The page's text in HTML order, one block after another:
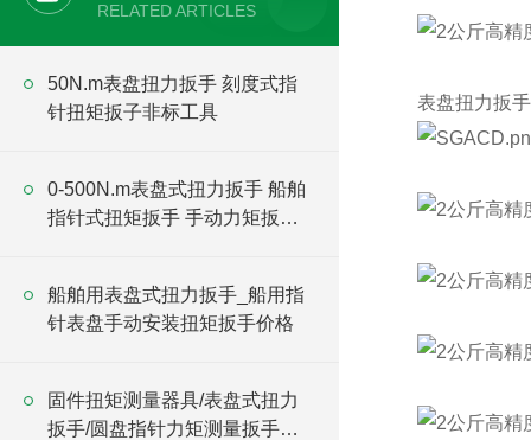
RELATED ARTICLES
50N.m表盘扭力扳手 刻度式指
针扭矩扳子非标工具
0-500N.m表盘式扭力扳手 船舶
指针式扭矩扳手 手动力矩扳手
船舶用表盘式扭力扳手_船用指
针表盘手动安装扭矩扳手价格
固件扭矩测量器具/表盘式扭力
扳手/圆盘指针力矩测量扳手价
表盘扭力扳